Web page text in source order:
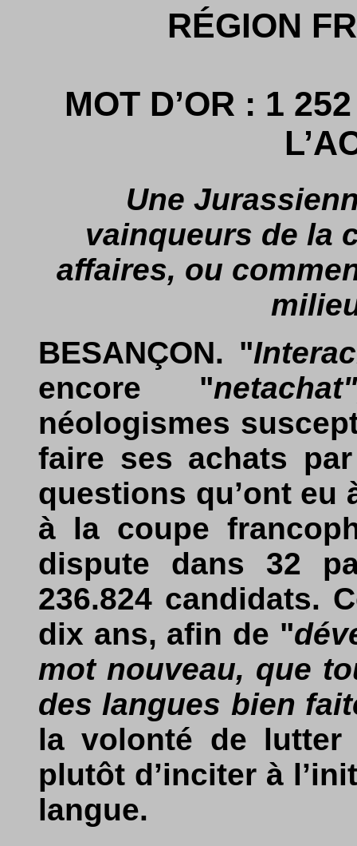
RÉGION
MOT D’OR : 1
Une
vainqueurs de la
affaires, ou
BESANÇON. "
encore "
néologismes
faire ses achats
questions qu’ont eu
à la coupe
dispute dans 32
236.824 candidats.
dix ans, afin de "
mot nouveau, que
des langues bien
la volonté de lutter
plutôt d’inciter à
langue.